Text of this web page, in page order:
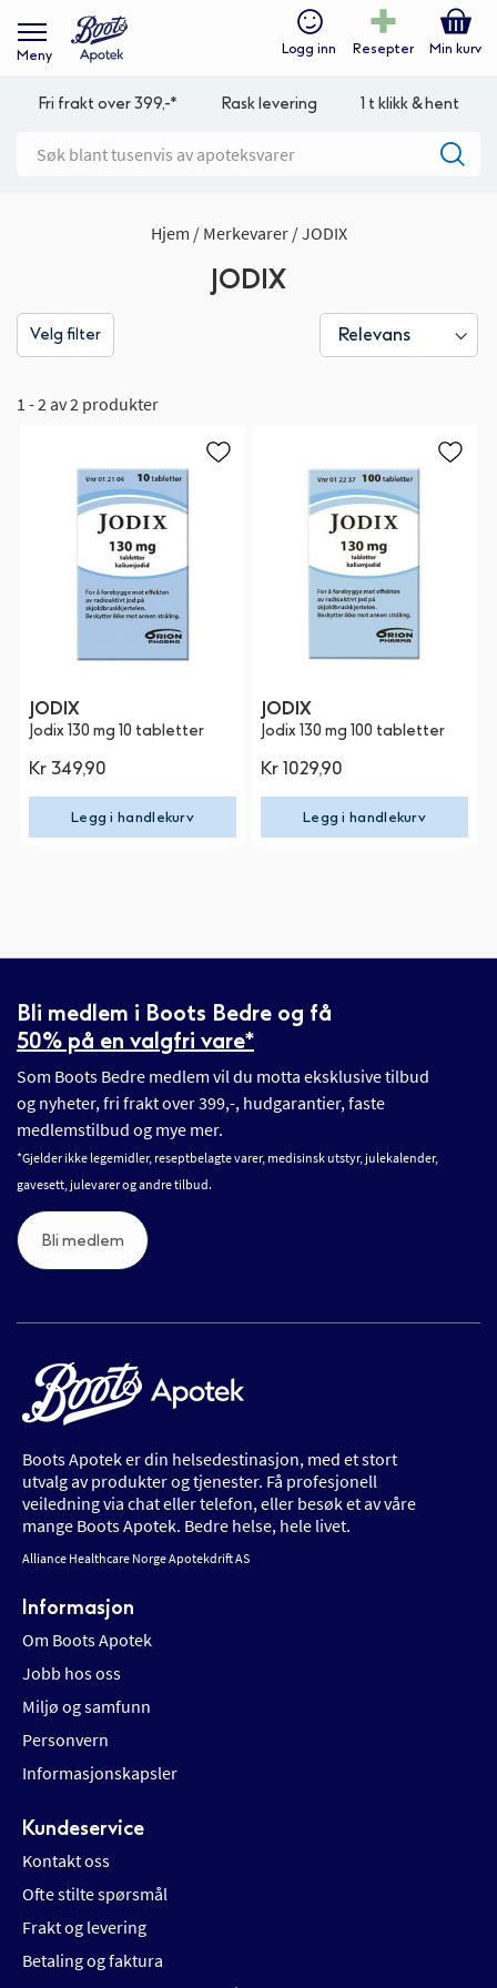
Meny Logg inn Resepter Min kurv
Fri frakt over 399,-* Rask levering 1 t klikk & hent
Hjem Merkevarer JODIX
JODIX
Velg filter
1 - 2 av 2 produkter
JODIX
Jodix 130 mg 10 tabletter
Kr 349,90
Legg i handlekurv
JODIX
Jodix 130 mg 100 tabletter
Kr 1029,90
Legg i handlekurv
Bli medlem i Boots Bedre og få
50% på en valgfri vare*
Som Boots Bedre medlem vil du motta eksklusive tilbud
og nyheter, fri frakt over 399,-, hudgarantier, faste
medlemstilbud og mye mer.
*Gjelder ikke legemidler, reseptbelagte varer, medisinsk utstyr, julekalender,
gavesett, julevarer og andre tilbud.
Bli medlem
Boots Apotek er din helsedestinasjon, med et stort
utvalg av produkter og tjenester. Få profesjonell
veiledning via chat eller telefon, eller besøk et av våre
mange Boots Apotek. Bedre helse, hele livet.
Alliance Healthcare Norge Apotekdrift AS
Informasjon
Om Boots Apotek
Jobb hos oss
Miljø og samfunn
Personvern
Informasjonskapsler
Kundeservice
Kontakt oss
Ofte stilte spørsmål
Frakt og levering
Betaling og faktura